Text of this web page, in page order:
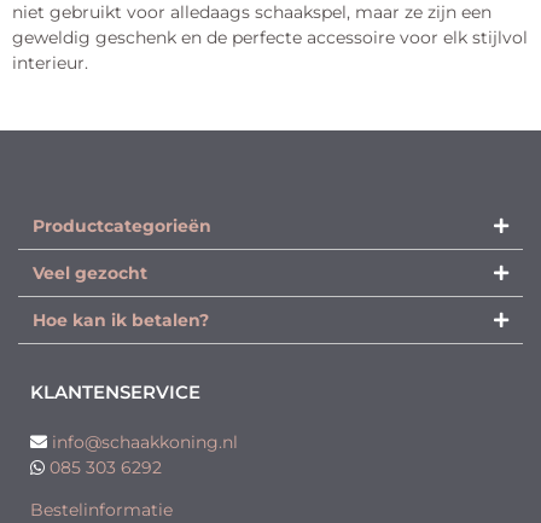
niet gebruikt voor alledaags schaakspel, maar ze zijn een
geweldig geschenk en de perfecte accessoire voor elk stijlvol
interieur.
Productcategorieën​
Veel gezocht
Hoe kan ik betalen?
KLANTENSERVICE
info@schaakkoning.nl
085 303 6292
Bestelinformatie